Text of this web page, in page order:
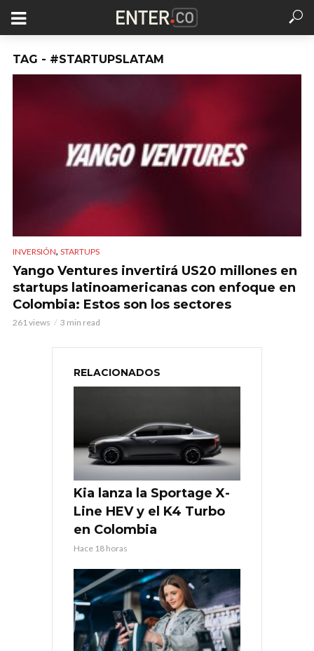
TAG - #STARTUPSLATAM
INVERSIÓN, STARTUPS
Yango Ventures invertirá US20 millones en
startups latinoamericanas con enfoque en
Colombia: Estos son los sectores
261 views 3 min read
RELACIONADOS
Kia lanza la Sportage X-
Line HEV y el K4 Turbo
en Colombia
Hace 18 horas